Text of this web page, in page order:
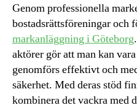
Genom professionella
bostadsrättsföreningar och
markanläggning i Göteborg
aktörer gör att man kan
genomförs effektivt och
säkerhet. Med deras stöd
kombinera det vackra med